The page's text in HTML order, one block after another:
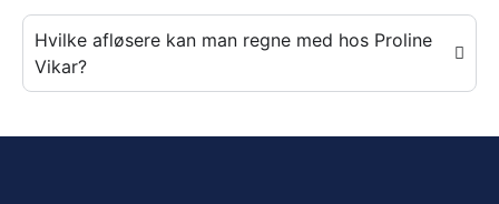
Hvilke afløsere kan man regne med hos Proline
Vikar?